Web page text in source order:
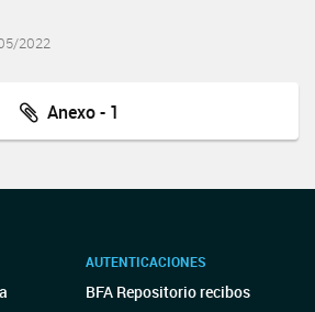
2022
Anexo - 1
AUTENTICACIONES
BFA Repositorio recibos